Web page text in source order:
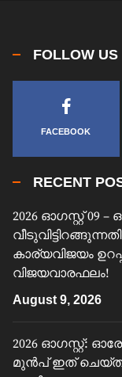
FOLLOW US
FACEBOOK
RECENT
2026 ഓഗസ്റ്റ് 09
കാര്യവിജയം
വിജയവാരഫലം!
August 9, 2026
2026 ഓഗസ്റ്റ്:
മുൻപ് ഇത്